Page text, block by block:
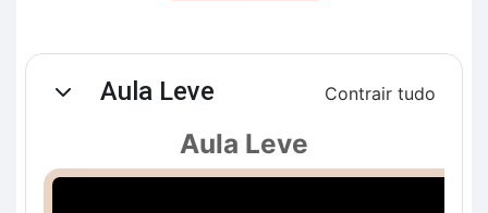
Contorno da seção
ContrairAula Leve Contrair tudo
Aula Leve